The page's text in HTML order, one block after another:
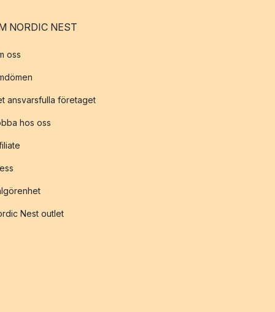
NORDIC NEST
oss
ansvarsfulla företaget
hos oss
Nest outlet